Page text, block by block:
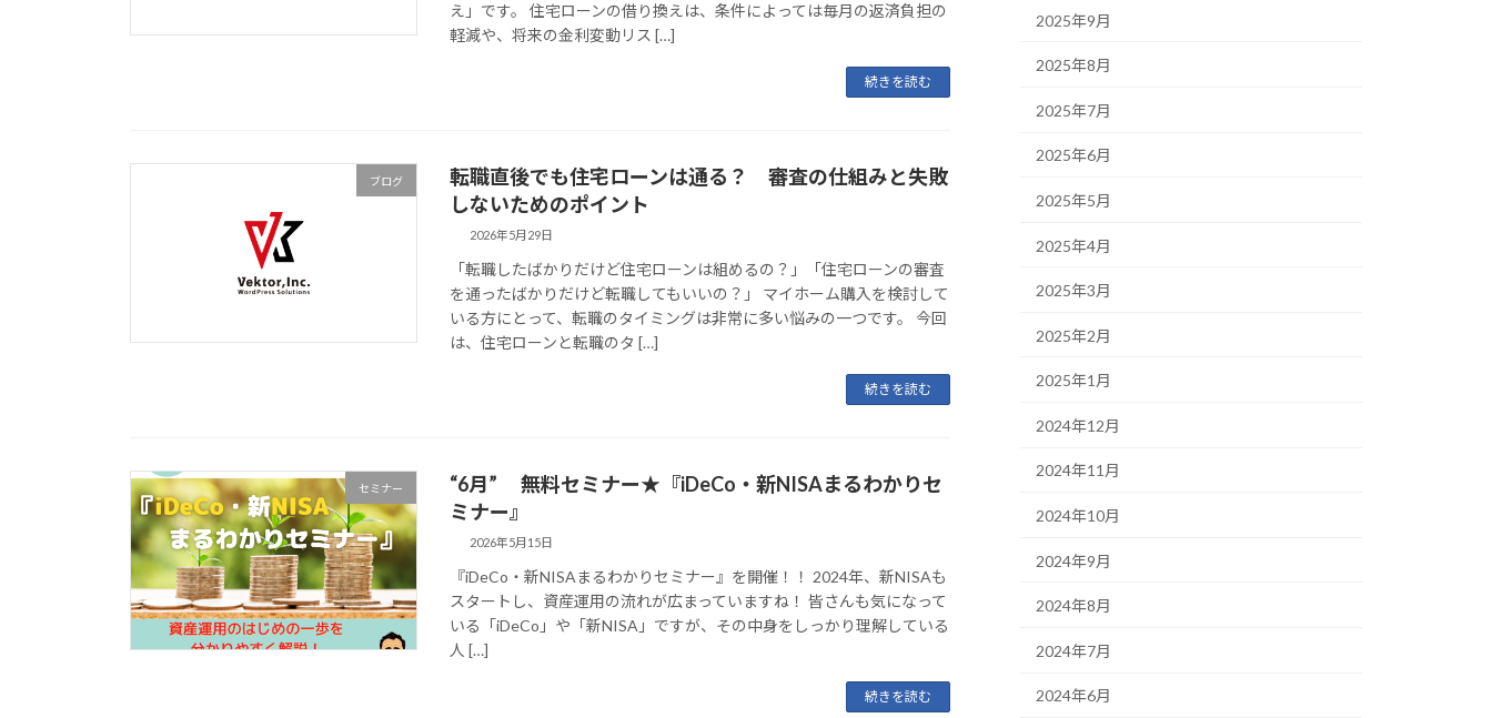
え」です。 住宅ローンの借り換えは、条件によっては毎月の返済負担の
軽減や、将来の金利変動リス […]
続きを読む
ブログ
転職直後でも住宅ローンは通る？ 審査の仕組みと失敗
しないためのポイント
2026年5月29日
「転職したばかりだけど住宅ローンは組めるの？」「住宅ローンの審査
を通ったばかりだけど転職してもいいの？」 マイホーム購入を検討して
いる方にとって、転職のタイミングは非常に多い悩みの一つです。 今回
は、住宅ローンと転職のタ […]
続きを読む
セミナー
“6月” 無料セミナー★『iDeCo・新NISAまるわかりセ
ミナー』
2026年5月15日
『iDeCo・新NISAまるわかりセミナー』を開催！！ 2024年、新NISAも
スタートし、資産運用の流れが広まっていますね！ 皆さんも気になって
いる「iDeCo」や「新NISA」ですが、その中身をしっかり理解している
人 […]
続きを読む
2025年9月
2025年8月
2025年7月
2025年6月
2025年5月
2025年4月
2025年3月
2025年2月
2025年1月
2024年12月
2024年11月
2024年10月
2024年9月
2024年8月
2024年7月
2024年6月